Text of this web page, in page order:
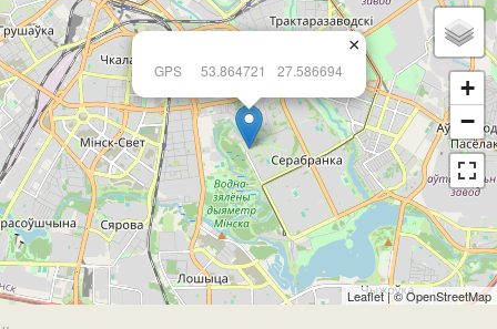
GPS 53.864721 27.586694
×
+
−
Leaflet| ©OpenStreetMap